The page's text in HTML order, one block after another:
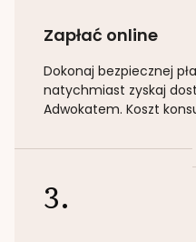
Zapłać online
Dokonaj bezpiecznej
natychmiast zyskaj
Adwokatem. Koszt
3.